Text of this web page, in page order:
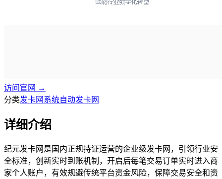
访问官网 →
分类发卡网系统自动发卡网
详细介绍
纪元发卡网是国内正规持证运营的企业级发卡网，引领行业安
全标准，创新实时到账机制，开启后每笔交易订单实时进入商
家个人账户，有效规避传统平台资金风险，保障交易安全和资